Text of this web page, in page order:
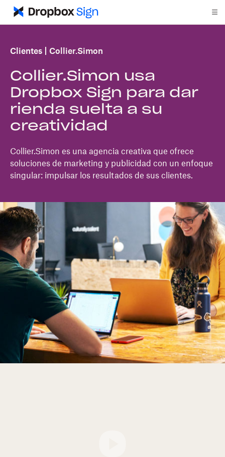
Clientes Collier.Simon
Collier.Simon usa
Dropbox Sign para dar
rienda suelta a su
creatividad
Collier.Simon es una agencia creativa que ofrece
soluciones de marketing y publicidad con un enfoque
singular: impulsar los resultados de sus clientes.